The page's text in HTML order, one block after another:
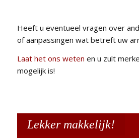
Heeft u eventueel vragen over
of aanpassingen wat betreft uw
Laat het ons weten en u zult
mogelijk is!
Lekker makkelijk!